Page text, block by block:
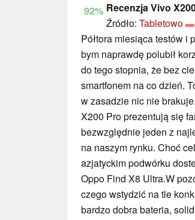
92% Recenzja Vivo
Źródło: Tabletowo
Półtora miesiąca testów i
bym naprawdę polubił
do tego stopnia, że bez
smartfonem na co dzień.
w zasadzie nic nie
X200 Pro prezentują się
bezwzględnie jeden z
na naszym rynku. Choć
azjatyckim podwórku
Oppo Find X8 Ultra.W
czego wstydzić na tle
bardzo dobra bateria,